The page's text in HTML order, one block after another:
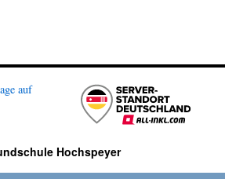
Hochspeyer